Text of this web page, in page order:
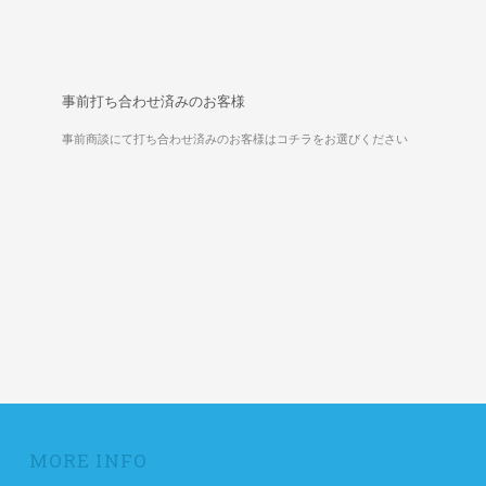
事前打ち合わせ済みのお客様
事前商談にて打ち合わせ済みのお客様はコチラをお選びください
MORE INFO